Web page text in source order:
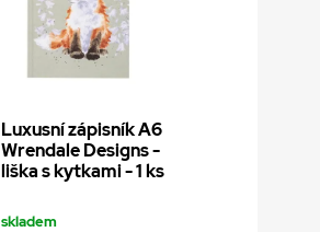
Luxusní zápisník A6
Wrendale Designs -
liška s kytkami - 1 ks
skladem